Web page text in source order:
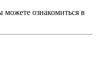
ознакомиться в